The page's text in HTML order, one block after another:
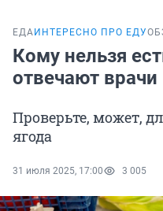
ЕДА ИНТЕРЕСНО ПРО ЕДУ
Кому нельзя
отвечают врачи
Проверьте, может,
ягода
31 июля 2025, 17:00 3 005